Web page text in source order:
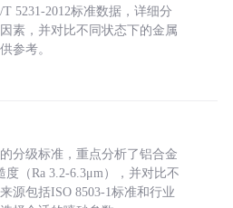
5231-2012标准数据，详细分
素，并对比不同状态下的金属
参考。
分级标准，重点分析了铝合金
（Ra 3.2-6.3μm），并对比不
源包括ISO 8503-1标准和行业